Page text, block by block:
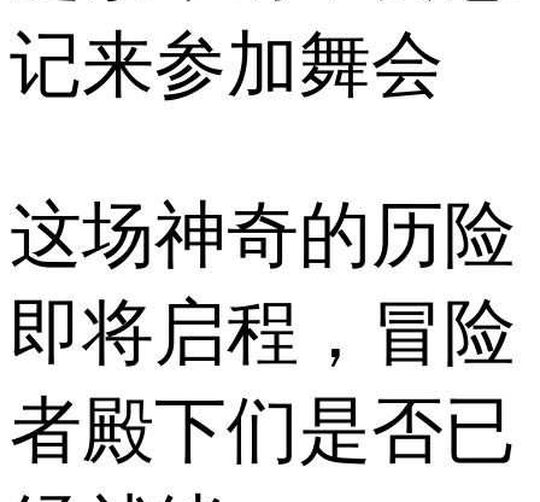
记来参加舞会
这场神奇的历险
即将启程，冒险
者殿下们是否已